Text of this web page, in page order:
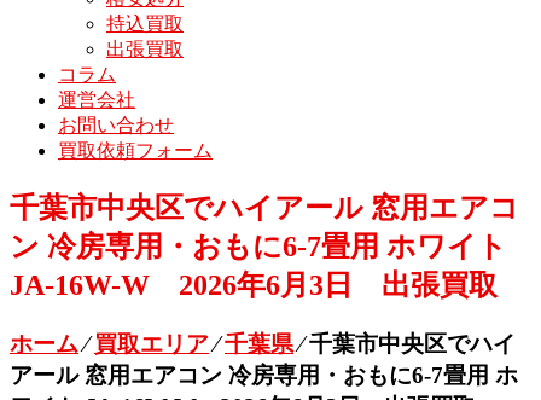
持込買取
出張買取
コラム
運営会社
お問い合わせ
買取依頼フォーム
千葉市中央区でハイアール 窓用エアコ
ン 冷房専用・おもに6-7畳用 ホワイト
JA-16W-W 2026年6月3日 出張買取
ホーム⁄買取エリア⁄千葉県⁄千葉市中央区でハイ
アール 窓用エアコン 冷房専用・おもに6-7畳用 ホ